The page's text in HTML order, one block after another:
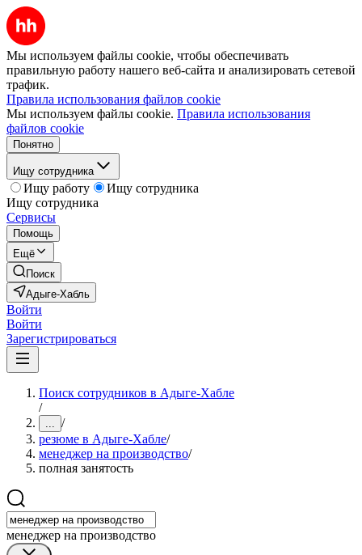
Мы используем файлы cookie, чтобы обеспечивать
правильную работу нашего веб-сайта и анализировать сетевой
трафик.
Правила использования файлов cookie
Мы используем файлы cookie. Правила использования
файлов cookie
Понятно
Ищу сотрудника
Ищу работу
Ищу сотрудника
Ищу сотрудника
Сервисы
Помощь
Ещё
Поиск
Адыге-Хабль
Войти
Войти
Зарегистрироваться
Поиск сотрудников в Адыге-Хабле
/
... /
резюме в Адыге-Хабле/
менеджер на производство/
полная занятость
менеджер на производство